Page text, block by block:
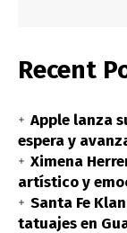
Recent
Apple lanza
espera y
Ximena
artístico y
Santa Fe
tatuajes en